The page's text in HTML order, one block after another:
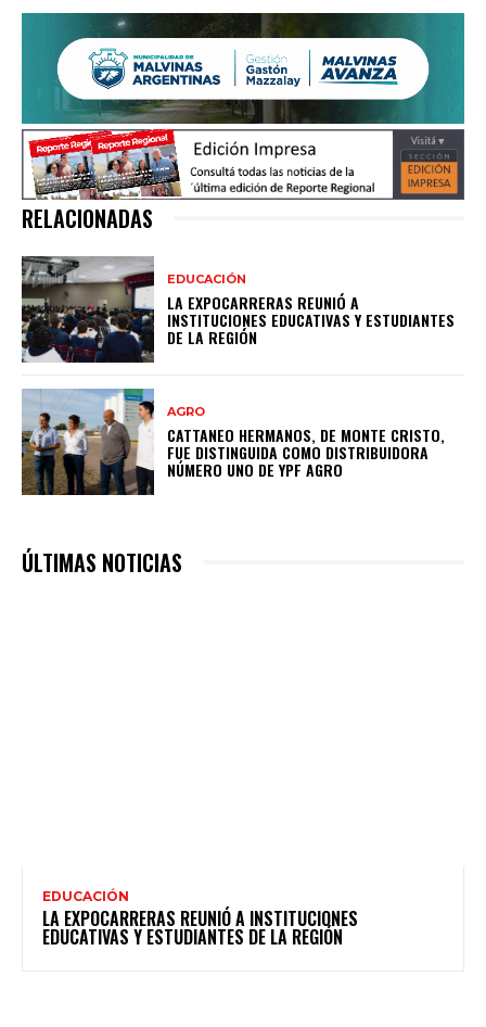
RELACIONADAS
EDUCACIÓN
LA EXPOCARRERAS REUNIÓ A
INSTITUCIONES EDUCATIVAS Y ESTUDIANTES
DE LA REGIÓN
AGRO
CATTANEO HERMANOS, DE MONTE CRISTO,
FUE DISTINGUIDA COMO DISTRIBUIDORA
NÚMERO UNO DE YPF AGRO
ÚLTIMAS NOTICIAS
EDUCACIÓN
LA EXPOCARRERAS REUNIÓ A INSTITUCIONES
EDUCATIVAS Y ESTUDIANTES DE LA REGIÓN